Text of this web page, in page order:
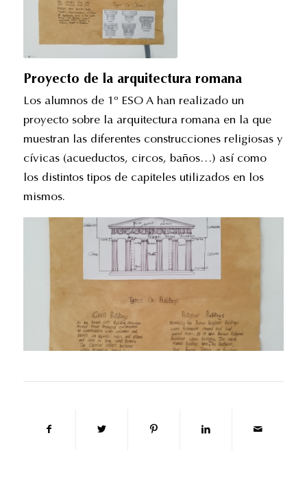
Proyecto de la arquitectura romana
Los alumnos de 1º ESO A han realizado un
proyecto sobre la arquitectura romana en la que
muestran las diferentes construcciones religiosas y
cívicas (acueductos, circos, baños…) así como
los distintos tipos de capiteles utilizados en los
mismos.